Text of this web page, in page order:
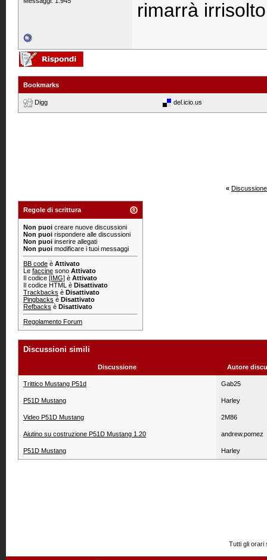
rimarrà
Bookmarks
Digg del.icio.us
«
Regole di scrittura
Non puoi creare nuove discussioni
Non puoi rispondere alle discussioni
Non puoi inserire allegati
Non puoi modificare i tuoi messaggi
BB code è Attivato
Le faccine sono Attivato
Il codice [IMG] è Attivato
Il codice HTML è Disattivato
Trackbacks è Disattivato
Pingbacks è Disattivato
Refbacks è Disattivato
Regolamento Forum
Discussioni simili
Discussione Autore
Trittico Mustang P51d Gab25
P51D Mustang Harley
Video P51D Mustang 2M86
Aiutino su costruzione P51D Mustang 1.20 andrew.pomez
P51D Mustang Harley
Tutti gli orari